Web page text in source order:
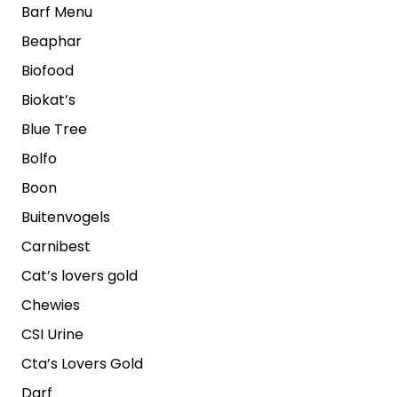
Barf Menu
Beaphar
Biofood
Biokat’s
Blue Tree
Bolfo
Boon
Buitenvogels
Carnibest
Cat’s lovers gold
Chewies
CSI Urine
Cta’s Lovers Gold
Darf